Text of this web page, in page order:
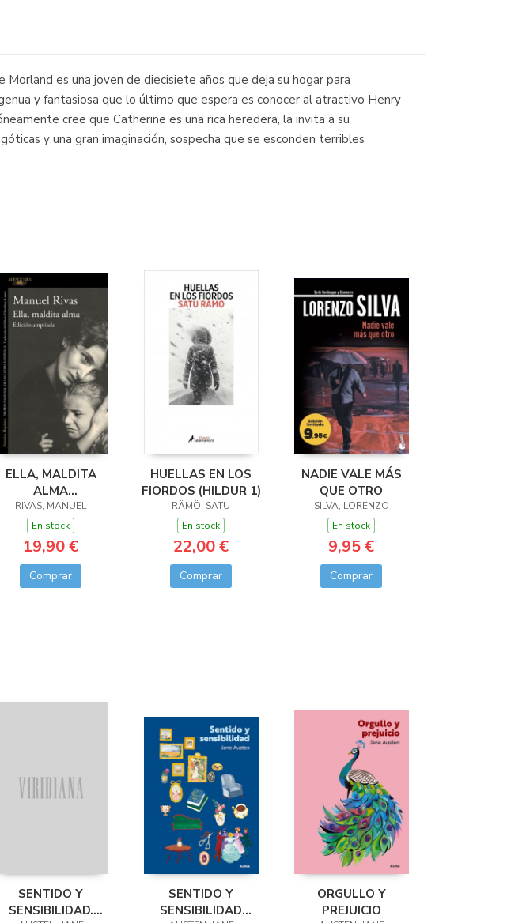
es una joven de diecisiete años que deja su hogar para
y fantasiosa que lo último que espera es conocer al atractivo Henry
cree que Catherine es una rica heredera, la invita a su
y una gran imaginación, sospecha que se esconden terribles
ELLA, MALDITA
ALMA
(ED.AMPLIADA)
RIVAS, MANUEL
En stock
19,90 €
Comprar
HUELLAS EN LOS
FIORDOS (HILDUR 1)
RÄMÖ, SATU
En stock
22,00 €
Comprar
NADIE VALE MÁS
QUE OTRO
SILVA, LORENZO
En stock
9,95 €
Comprar
SENTIDO Y
SENSIBILIDAD.
SENTIDO Y
SENSIBILIDAD
ORGULLO Y
PREJUICIO